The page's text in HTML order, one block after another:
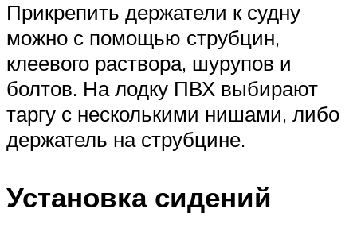
Прикрепить держатели к судну
можно с помощью струбцин,
клеевого раствора, шурупов и
болтов. На лодку ПВХ выбирают
таргу с несколькими нишами, либо
держатель на струбцине.
Установка сидений